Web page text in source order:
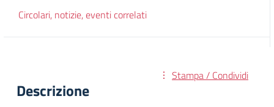
Circolari, notizie, eventi correlati
Stampa / Condividi
Descrizione